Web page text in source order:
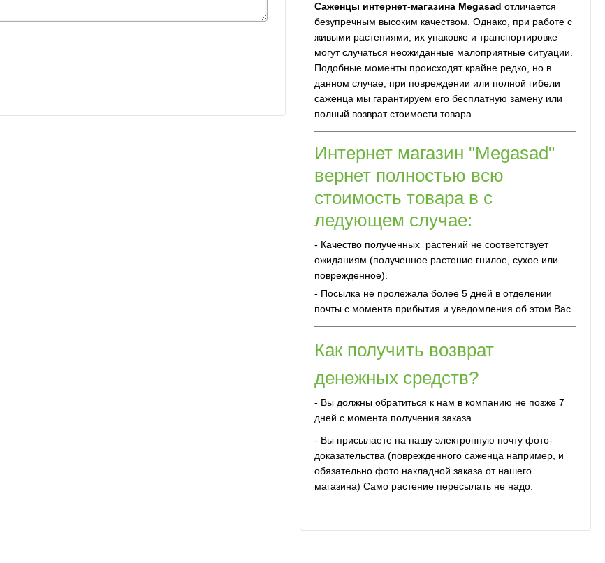
Саженцы интернет-магазина Megasad отличается
безупречным высоким качеством. Однако, при работе с
живыми растениями, их упаковке и транспортировке
могут случаться неожиданные малоприятные ситуации.
Подобные моменты происходят крайне редко, но в
данном случае, при повреждении или полной гибели
саженца мы гарантируем его бесплатную замену или
полный возврат стоимости товара.
Интернет магазин "Megasad"
вернет полностью всю
стоимость товара в с
ледующем случае:
- Качество полученных растений не соответствует
ожиданиям (полученное растение гнилое, сухое или
поврежденное).
- Посылка не пролежала более 5 дней в отделении
почты с момента прибытия и уведомления об этом Вас.
Как получить возврат
денежных средств?
- Вы должны обратиться к нам в компанию не позже 7
дней с момента получения заказа
- Вы присылаете на нашу электронную почту фото-
доказательства (поврежденного саженца например, и
обязательно фото накладной заказа от нашего
магазина) Само растение пересылать не надо.